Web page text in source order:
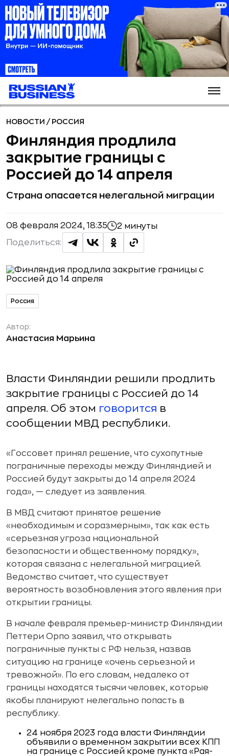
НОВОСТИ / РОССИЯ
Финляндия продлила
закрытие границы с
Россией до 14 апреля
Страна опасается нелегальной миграции
08 февраля 2024, 18:35 2 минуты
Поделиться:
Россия
Автор:
Анастасия Марьина
Власти Финляндии решили продлить
закрытие границы с Россией до 14
апреля. Об этом говорится в
сообщении МВД республики.
«Госсовет принял решение, что сухопутные
пограничные переходы между Финляндией и
Россией будут закрыты до 14 апреля 2024
года», — следует из заявления.
В МВД считают принятое решение
«необходимым и соразмерным», так как есть
«серьезная угроза национальной
безопасности и общественному порядку»,
которая связана с нелегальной миграцией.
Ведомство считает, что существует
вероятность возобновления этого явления при
открытии границы.
В начале февраля премьер-министр Финляндии
Петтери Орпо заявил, что открывать
пограничные пункты с РФ нельзя, назвав
ситуацию на границе «очень серьезной и
тревожной». По его словам, недалеко от
границы находятся тысячи человек, которые
якобы планируют нелегально попасть в
республику.
24 ноября 2023 года власти Финляндии
объявили о временном закрытии всех КПП
на границе с Россией кроме пункта «Рая-